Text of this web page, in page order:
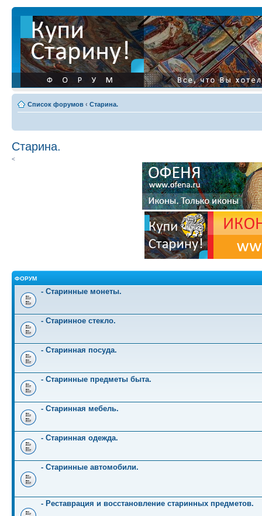
Список форумов ‹ Старина.
Старина.
<
ФОРУМ
- Старинные монеты.
- Старинное стекло.
- Старинная посуда.
- Старинные предметы быта.
- Старинная мебель.
- Старинная одежда.
- Старинные автомобили.
- Реставрация и восстановление старинных предметов.